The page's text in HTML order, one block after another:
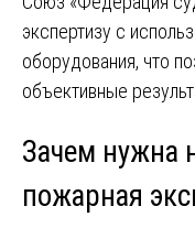
экспертизу с
оборудования, что
объективные
Зачем нужна
пожарная